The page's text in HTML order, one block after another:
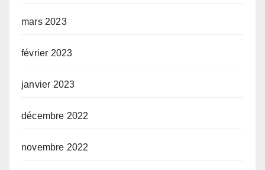
mars 2023
février 2023
janvier 2023
décembre 2022
novembre 2022